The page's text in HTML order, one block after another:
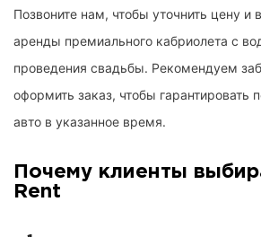
Позвоните нам, чтобы уточнить цену и
аренды премиального кабриолета с
проведения свадьбы. Рекомендуем
оформить заказ, чтобы гарантировать
авто в указанное время.
Почему клиенты
Rent